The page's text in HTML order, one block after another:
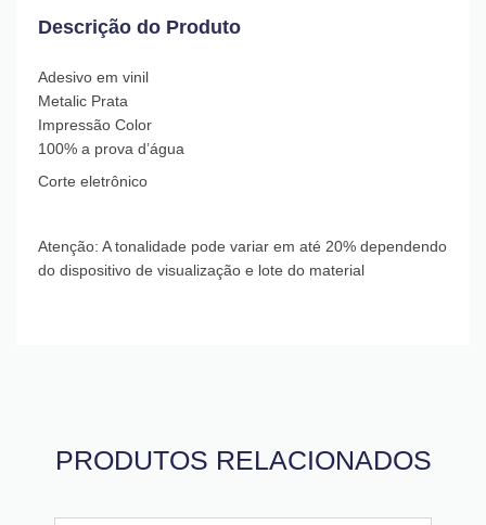
Descrição do Produto
Adesivo em vinil
Metalic Prata
Impressão Color
100% a prova d’água
Corte eletrônico
Atenção: A tonalidade pode variar em até 20% dependendo
do dispositivo de visualização e lote do material
PRODUTOS RELACIONADOS